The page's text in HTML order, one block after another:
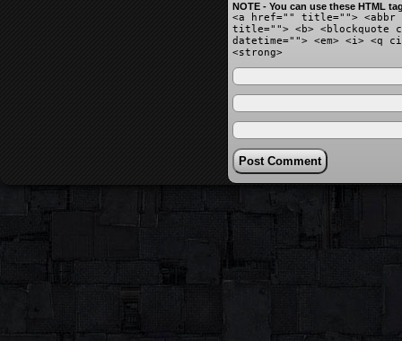
NOTE - You can use these HTML
<a href="" title=""> <abbr
title=""> <b> <blockquote
datetime=""> <em> <i> <q
<strong>